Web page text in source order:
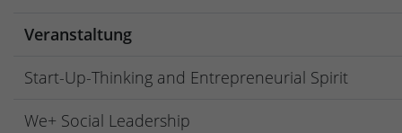
Veranstaltung
Start-Up-Thinking and Entrepreneurial Spirit
We+ Social Leadership